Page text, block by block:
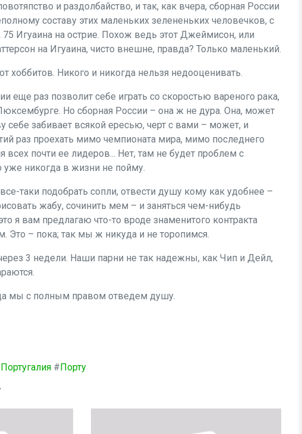
и раздолбайство, и так, как вчера, сборная России
составу этих маленьких зелененьких человечков, с
Игуаина на острие. Похож ведь этот Джеймисон, или
на Игуаина, чисто внешне, правда? Только маленький.
хоббитов. Никого и никогда нельзя недооценивать.
еще раз позволит себе играть со скоростью вареного рака,
Но сборная России – она ж не дура. Она, может
себе забивает всякой ересью, черт с вами – может, и
раз проехать мимо чемпионата мира, мимо последнего
почти ее лидеров... Нет, там не будет проблем с
уже никогда в жизни не пойму.
таки подобрать сопли, отвести душу кому как удобнее –
жабу, сочинить мем – и заняться чем-нибудь
я вам предлагаю что-то вроде знаменитого контракта
Это – пока; так мы ж никуда и не торопимся.
3 недели. Наши парни не так надежны, как Чип и Дейл,
мы с полным правом отведем душу.
Португалия #Порту